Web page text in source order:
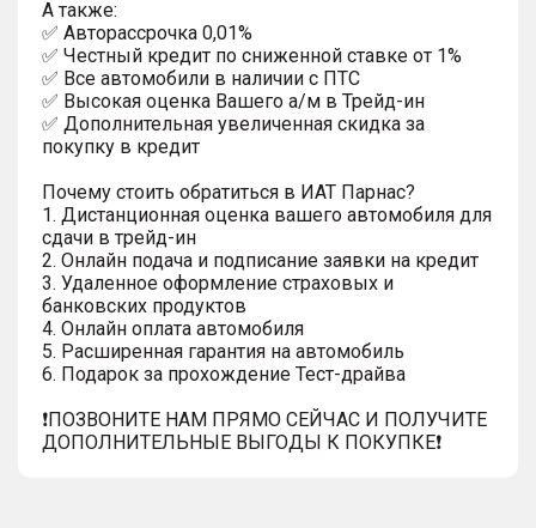
A тaкжe:
✅ Автopаcсpочка 0,01%
✅ Честный кредит по сниженной ставке от 1%
✅ Все автомобили в наличии с ПТС
✅ Высокая оценка Вашего а/м в Трейд-ин
✅ Дополнительная увеличенная скидка за
покупку в кредит
Почему стоить обратиться в ИАТ Парнас?
1. Дистанционная оценка вашего автомобиля для
сдачи в трейд-ин
2. Онлайн подача и подписание заявки на кредит
3. Удаленное оформление страховых и
банковских продуктов
4. Онлайн оплата автомобиля
5. Расширенная гарантия на автомобиль
6. Подарок за прохождение Тест-драйва
❗️ПОЗВОНИТЕ НАМ ПРЯМО СЕЙЧАС И ПОЛУЧИТЕ
ДОПОЛНИТЕЛЬНЫЕ ВЫГОДЫ К ПОКУПКЕ❗